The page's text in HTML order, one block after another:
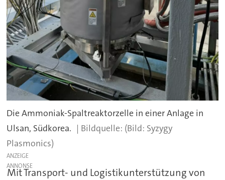
Die Ammoniak-Spaltreaktorzelle in einer Anlage in
Ulsan, Südkorea.
(Bild: Syzygy
Plasmonics)
ANZEIGE
Mit Transport- und Logistikunterstützung von